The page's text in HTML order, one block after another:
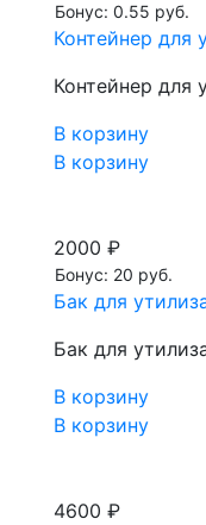
Бонус: 0.55 руб.
Контейнер для
Контейнер для
В корзину
В корзину
2000 ₽
Бонус: 20 руб.
Бак для
Бак для
В корзину
В корзину
4600 ₽